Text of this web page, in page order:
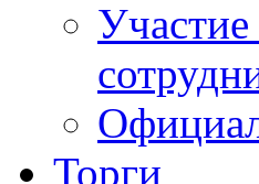
Торги